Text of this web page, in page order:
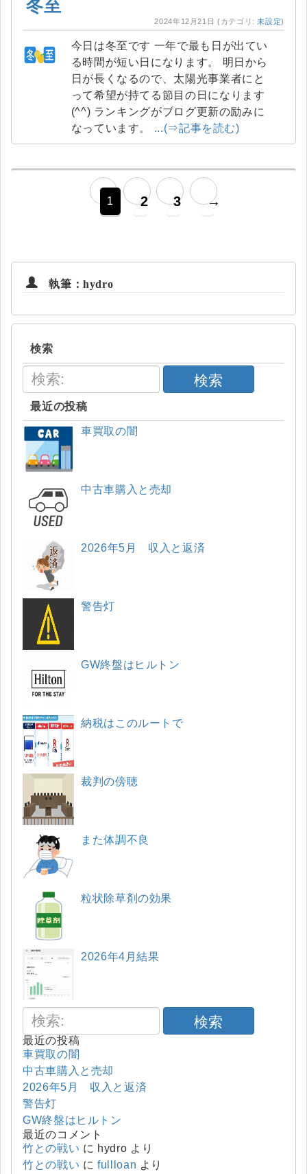
冬至
2024年12月21日 (カテゴリ:未設定)
今日は冬至です 一年で最も日が出てい
る時間が短い日になります。 明日から
日が長くなるので、太陽光事業者にと
って希望が持てる節目の日になります
(^^) ランキングがブログ更新の励みに
なっています。 ...(⇒記事を読む)
1 2 3 →
執筆：hydro
検索
検索
最近の投稿
車買取の闇
中古車購入と売却
2026年5月 収入と返済
警告灯
GW終盤はヒルトン
納税はこのルートで
裁判の傍聴
また体調不良
粒状除草剤の効果
2026年4月結果
検索
最近の投稿
車買取の闇
中古車購入と売却
2026年5月 収入と返済
警告灯
GW終盤はヒルトン
最近のコメント
竹との戦い に hydro より
竹との戦い にfullloan より